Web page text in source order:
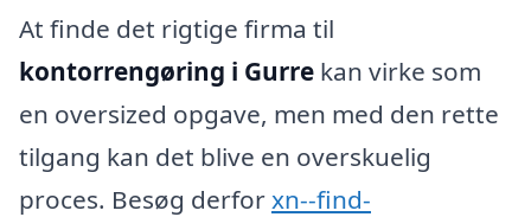
At finde det rigtige firma til
kontorrengøring i Gurre kan virke som
en oversized opgave, men med den rette
tilgang kan det blive en overskuelig
proces. Besøg derforxn--find-